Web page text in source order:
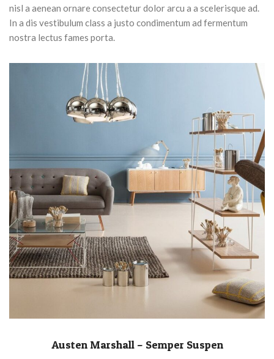
nisl a aenean ornare consectetur dolor arcu a a scelerisque ad.
In a dis vestibulum class a justo condimentum ad fermentum
nostra lectus fames porta.
Austen Marshall – Semper Suspen